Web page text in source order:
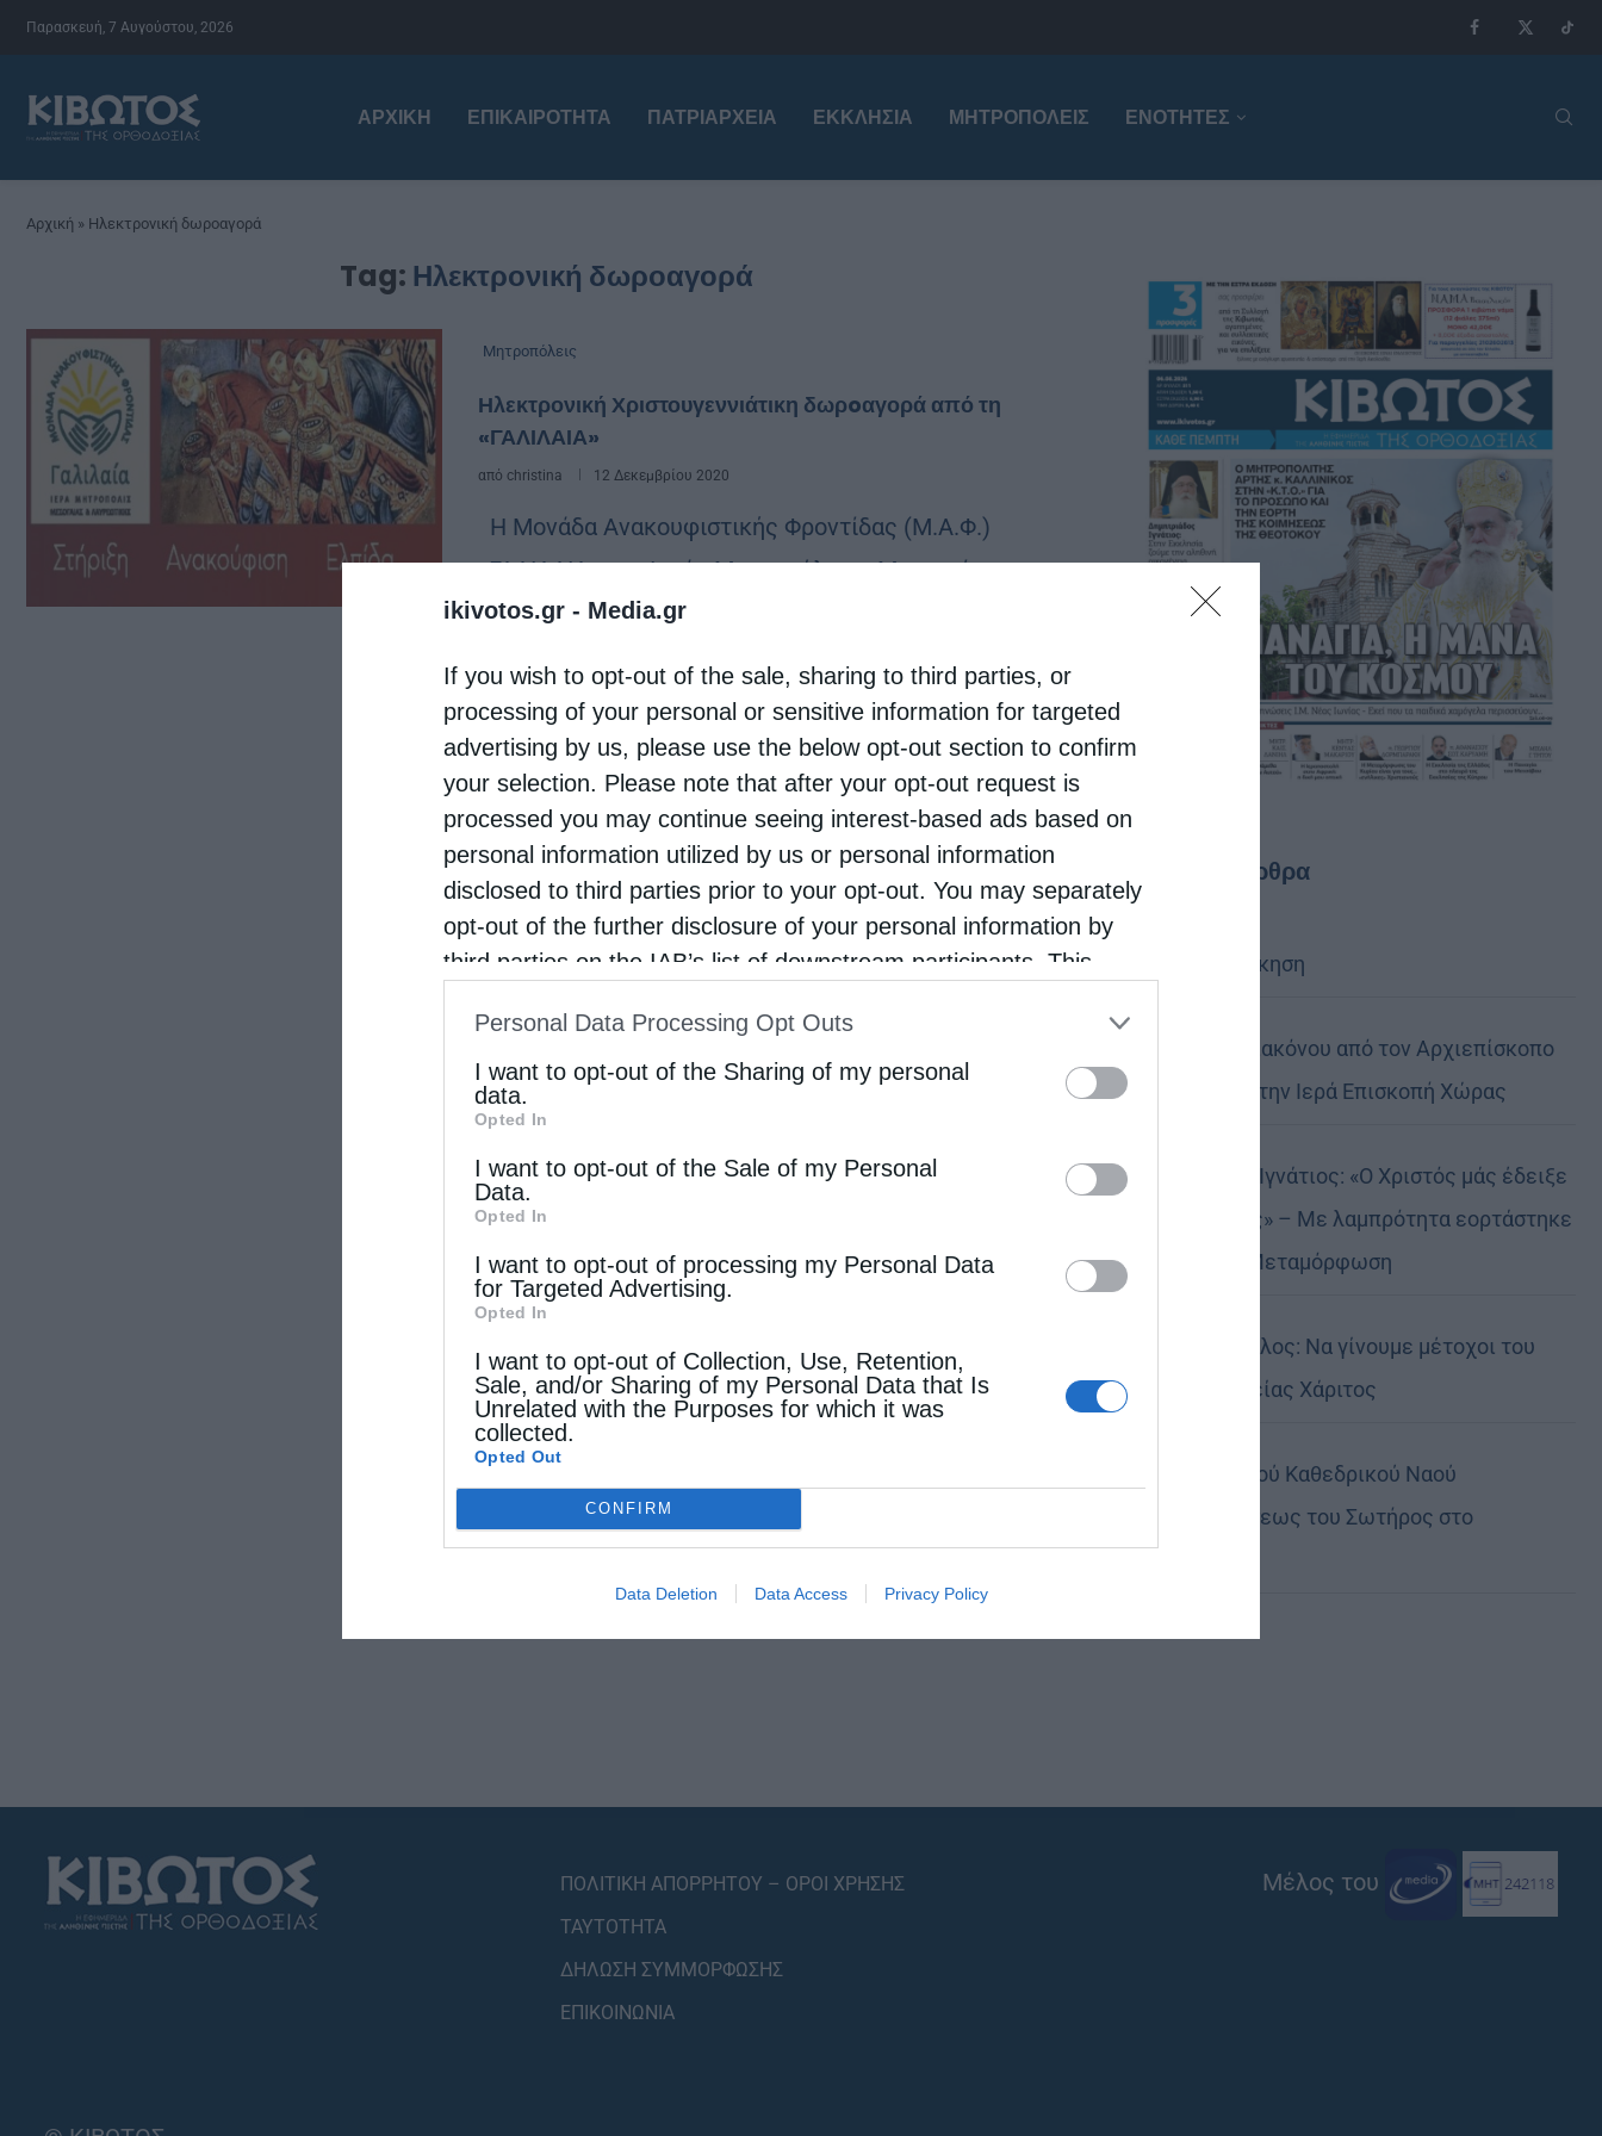
ikivotos.gr - Media.gr
If you wish to opt-out of the sale, sharing to third parties, or
processing of your personal or sensitive information for targeted
advertising by us, please use the below opt-out section to confirm
your selection. Please note that after your opt-out request is
processed you may continue seeing interest-based ads based on
personal information utilized by us or personal information
disclosed to third parties prior to your opt-out. You may separately
opt-out of the further disclosure of your personal information by
third parties on the IAB’s list of downstream participants. This
IAB’s List of Downstream Participantsthat may further disclose it to
other third parties.
Personal Data Processing Opt Outs
I want to opt-out of the Sharing of my personal
data.
Opted In
I want to opt-out of the Sale of my Personal
Data.
Opted In
I want to opt-out of processing my Personal Data
for Targeted Advertising.
Opted In
I want to opt-out of Collection, Use, Retention,
Sale, and/or Sharing of my Personal Data that Is
Unrelated with the Purposes for which it was
collected.
Opted Out
CONFIRM
Data Deletion Data Access Privacy Policy
Παρασκευή, 7 Αυγούστου, 2026
ΑΡΧΙΚΉ ΕΠΙΚΑΙΡΌΤΗΤΑ ΠΑΤΡΙΑΡΧΕΊΑ ΕΚΚΛΗΣΊΑ ΜΗΤΡΟΠΌΛΕΙΣ ΕΝΟΤΗΤΕΣ
Αρχική » Ηλεκτρονική δωροαγορά
Tag: Ηλεκτρονική δωροαγορά
Μητροπόλεις
Ηλεκτρονική Χριστουγεννιάτικη δωρoαγορά από τη
«ΓΑΛΙΛΑΙΑ»
από christina 12 Δεκεμβρίου 2020
Η Μονάδα Ανακουφιστικής Φροντίδας (Μ.Α.Φ.)
«ΓΑΛΙΛΑΙΑ» της Ιεράς Μητροπόλεως Μεσογαίας και
Λαυρεωτικής, που φροντίζει σωματικά, ψυχικά,
οικογένειές τους, διοργανώνει ηλεκτρονική
Χριστουγεννιάτικη δωρoαγορά το διήμερο …
Τελευταία άρθρα
Κακό και εκδίκηση
Χειροτονία Διακόνου από τον Αρχιεπίσκοπο
Αυστραλίας στην Ιερά Επισκοπή Χώρας
Δημητριάδος Ιγνάτιος: «Ο Χριστός μάς έδειξε
το μέλλον μας» – Με λαμπρότητα εορτάστηκε
στον Βόλο η Μεταμόρφωση
Κορίνθου Παύλος: Να γίνουμε μέτοχοι του
φωτός της Θείας Χάριτος
Πανήγυρη Ιερού Καθεδρικού Ναού
Μεταμορφώσεως του Σωτήρος στο
ΠΟΛΙΤΙΚΗ ΑΠΟΡΡΗΤΟΥ – ΟΡΟΙ ΧΡΗΣΗΣ
ΤΑΥΤΟΤΗΤΑ
ΔΗΛΩΣΗ ΣΥΜΜΟΡΦΩΣΗΣ
ΕΠΙΚΟΙΝΩΝΙΑ
Μέλος του